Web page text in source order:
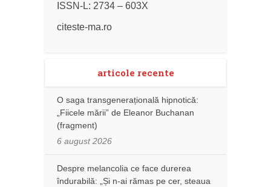
ISSN-L: 2734 – 603X
citeste-ma.ro
articole recente
O saga transgenerațională hipnotică:
„Fiicele mării” de Eleanor Buchanan
(fragment)
6 august 2026
Despre melancolia ce face durerea
îndurabilă: „Și n-ai rămas pe cer, steaua